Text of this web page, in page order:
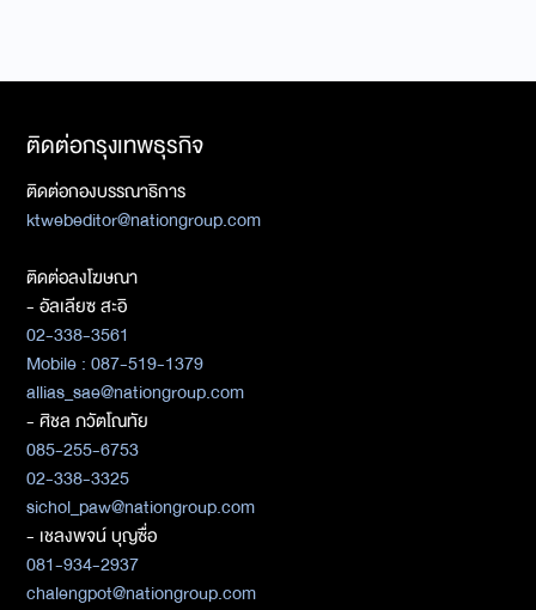
ติดต่อกรุงเทพธุรกิจ
ติดต่อกองบรรณาธิการ
ktwebeditor@nationgroup.com
ติดต่อลงโฆษณา
- อัลเลียซ สะอิ
02-338-3561
Mobile : 087-519-1379
allias_sae@nationgroup.com
- ศิชล ภวัตโณทัย
085-255-6753
02-338-3325
sichol_paw@nationgroup.com
- เชลงพจน์ บุญซื่อ
081-934-2937
chalengpot@nationgroup.com